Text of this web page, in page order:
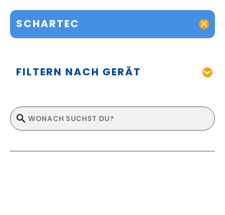
SCHARTEC
FILTERN NACH GERÄT